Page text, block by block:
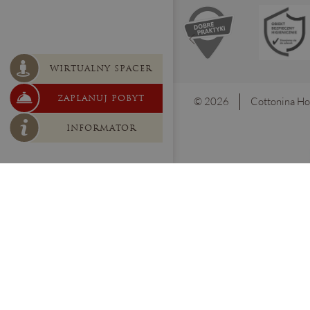
WIRTUALNY SPACER
ZAPLANUJ POBYT
INFORMATOR
© 2026 Cottonina